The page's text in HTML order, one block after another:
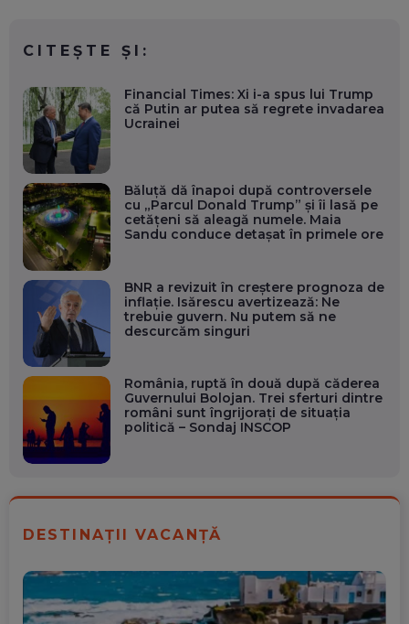
CITEȘTE ȘI:
Financial Times: Xi i-a spus lui Trump
că Putin ar putea să regrete invadarea
Ucrainei
Băluță dă înapoi după controversele
cu „Parcul Donald Trump” și îi lasă pe
cetățeni să aleagă numele. Maia
Sandu conduce detașat în primele ore
BNR a revizuit în creștere prognoza de
inflație. Isărescu avertizează: Ne
trebuie guvern. Nu putem să ne
descurcăm singuri
România, ruptă în două după căderea
Guvernului Bolojan. Trei sferturi dintre
români sunt îngrijorați de situația
politică – Sondaj INSCOP
DESTINAȚII VACANȚĂ